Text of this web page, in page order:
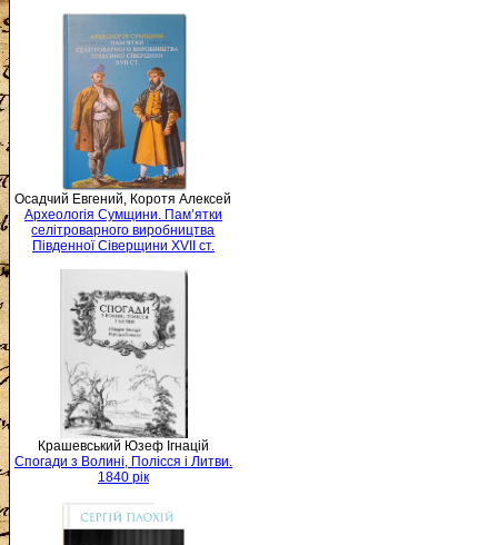
Осадчий Евгений, Коротя Алексей
Археологія Сумщини. Пам’ятки
селітроварного виробництва
Південної Сіверщини XVII ст.
Крашевський Юзеф Ігнацій
Спогади з Волині, Полісся і Литви.
1840 рік